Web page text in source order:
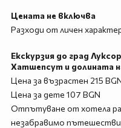
Цената не включва
Разходи от личен
Екскурзия до град
Хатшепсут и долината
Цена за възрастен 215
Цена за дете 107 BGN
Отпътуване от хотела
незабравимо